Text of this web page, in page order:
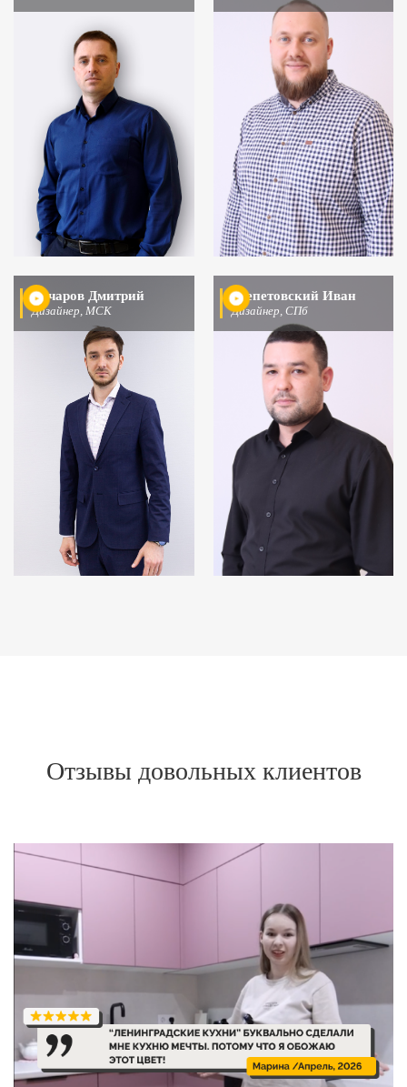
Бочаров Дмитрий
Дизайнер, МСК
Шепетовский Иван
Дизайнер, СПб
Отзывы довольных клиентов